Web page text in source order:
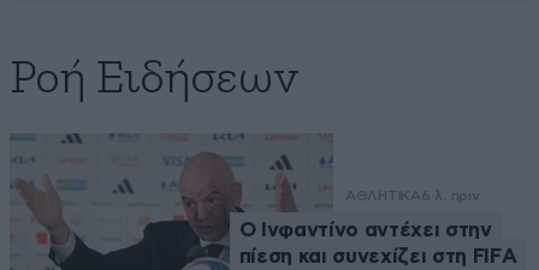
Ροή Ειδήσεων
ΑΘΛΗΤΙΚΑ6 λ. πριν
Ο Ινφαντίνο αντέχει στην
πίεση και συνεχίζει στη FIFA